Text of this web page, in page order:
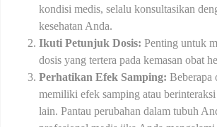
kondisi medis, selalu konsultasikan
kesehatan Anda.
Ikuti Petunjuk Dosis: Penting untuk
dosis yang tertera pada kemasan obat
Perhatikan Efek Samping: Beberapa
memiliki efek samping atau
lain. Pantau perubahan dalam tubuh